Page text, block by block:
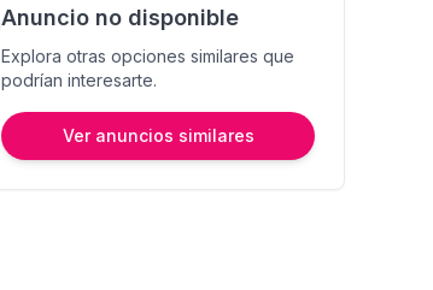
Anuncio no disponible
Explora otras opciones similares que
podrían interesarte.
Ver anuncios similares